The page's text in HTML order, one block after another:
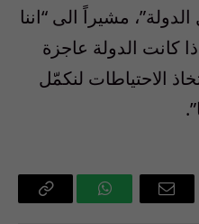
مشيراً الى “اننا
كانت الدولة عاجزة
الاحتياطات لنكمّل
البريد
واتساب Copy